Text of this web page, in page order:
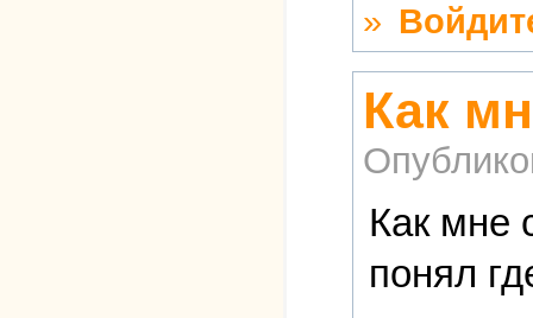
»
Как
Как мне
понял